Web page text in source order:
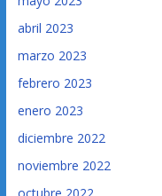
abril 2023
marzo 2023
febrero 2023
enero 2023
diciembre 2022
noviembre 2022
octubre 2022